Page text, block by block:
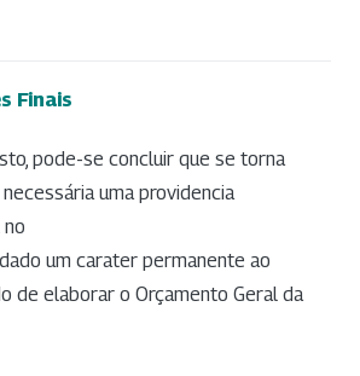
Finais
pode-se concluir que se torna
uma providencia
um carater permanente ao
de elaborar o Orçamento Geral da